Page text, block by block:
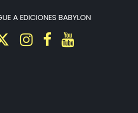
A EDICIONES BABYLON